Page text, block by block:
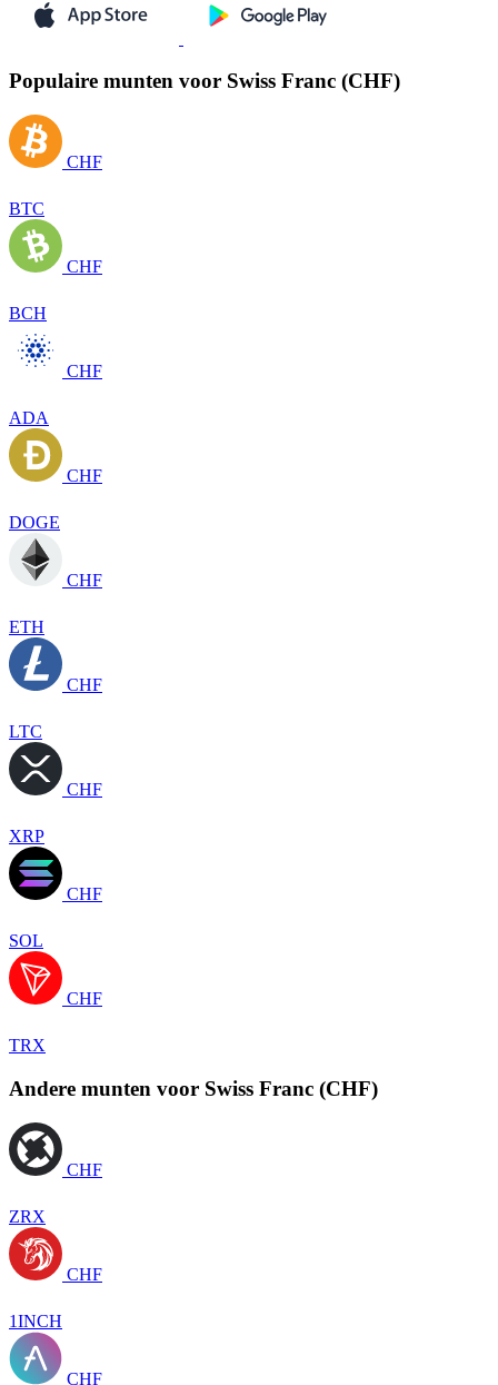
Populaire munten voor Swiss Franc (CHF)
CHF
BTC
CHF
BCH
CHF
ADA
CHF
DOGE
CHF
ETH
CHF
LTC
CHF
XRP
CHF
SOL
CHF
TRX
Andere munten voor Swiss Franc (CHF)
CHF
ZRX
CHF
1INCH
CHF